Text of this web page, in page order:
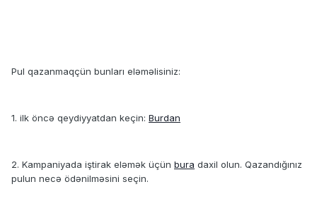
Pul qazanmaqçün bunları eləməlisiniz:
1. ilk öncə qeydiyyatdan keçin: Burdan
2. Kampaniyada iştirak eləmək üçün bura daxil olun. Qazandığınız
pulun necə ödənilməsini seçin.